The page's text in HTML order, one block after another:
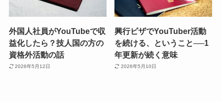
外国人社員がYouTubeで収
益化したら？技人国の方の
資格外活動の話
2026年5月12日
興行ビザでYouTuber活動
を続ける、ということ──1
年更新が続く意味
2026年5月10日